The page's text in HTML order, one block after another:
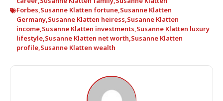
Forbes,Susanne Klatten fortune,Susanne Klatten
Germany,Susanne Klatten heiress,Susanne Klatten
income,Susanne Klatten investments,Susanne Klatten luxury
lifestyle,Susanne Klatten net worth,Susanne Klatten
profile,Susanne Klatten wealth